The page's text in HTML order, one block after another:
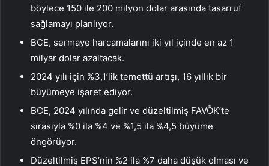
böylece 150 ile 200 milyon dolar arasında tasarruf
sağlamayı planlıyor.
BCE, sermaye harcamalarını iki yıl içinde en az 1
milyar dolar azaltacak.
2024 yılı için %3,1’lik temettü artışı, 16 yıllık bir
büyümeye işaret ediyor.
BCE, 2024 yılında gelir ve düzeltilmiş FAVÖK’te
sırasıyla %0 ila %4 ve %1,5 ila %4,5 büyüme
öngörüyor.
Düzeltilmiş EPS’nin %2 ila %7 daha düşük olması ve